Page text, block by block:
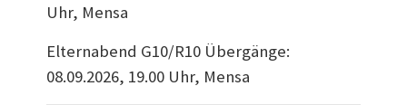
Uhr, Mensa
Elternabend G10/R10 Übergänge:
08.09.2026, 19.00 Uhr, Mensa